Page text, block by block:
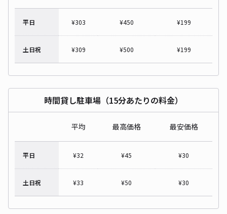
平日 ¥303 ¥450 ¥199
土日祝 ¥309 ¥500 ¥199
時間貸し駐車場（15分あたりの料金）
平均 最高価格 最安価格
平日 ¥32 ¥45 ¥30
土日祝 ¥33 ¥50 ¥30